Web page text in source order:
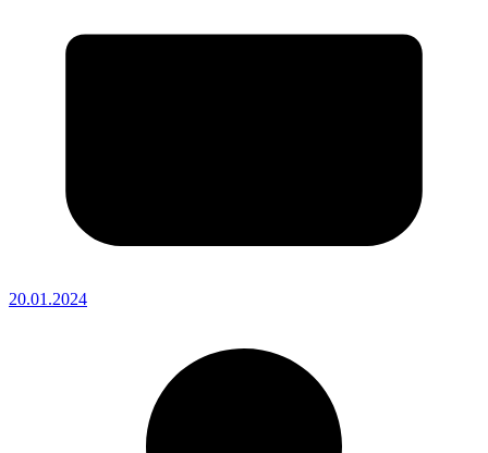
20.01.2024